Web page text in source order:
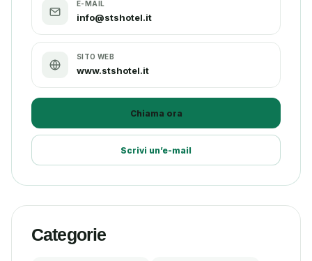
E-MAIL
info@stshotel.it
SITO WEB
www.stshotel.it
Chiama ora
Scrivi un’e-mail
Categorie